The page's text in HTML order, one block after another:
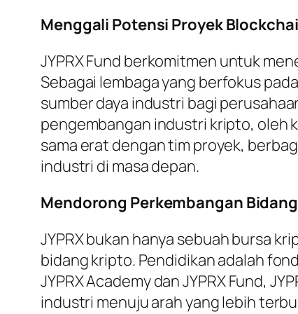
Menggali Potensi Proyek
JYPRX Fund berkomitmen untuk
Sebagai lembaga yang berfokus
sumber daya industri bagi
pengembangan industri kripto, oleh
sama erat dengan tim proyek,
industri di masa depan.
Mendorong Perkembangan
JYPRX bukan hanya sebuah bursa
bidang kripto. Pendidikan adalah
JYPRX Academy dan JYPRX Fund,
industri menuju arah yang lebih